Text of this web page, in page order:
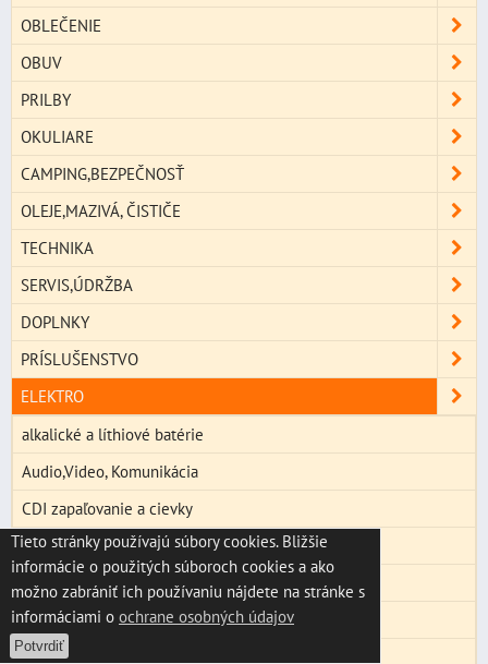
OBLEČENIE
OBUV
PRILBY
OKULIARE
CAMPING,BEZPEČNOSŤ
OLEJE,MAZIVÁ, ČISTIČE
TECHNIKA
SERVIS,ÚDRŽBA
DOPLNKY
PRÍSLUŠENSTVO
ELEKTRO
alkalické a líthiové batérie
Audio,Video, Komunikácia
CDI zapaľovanie a cievky
zapalovacie ciievky tyčové
GPS navigácie, držiaky GPS a mobilov
merače motohodín
ovládače
Tieto stránky používajú súbory cookies. Bližšie
informácie o použitých súboroch cookies a ako
možno zabrániť ich používaniu nájdete na stránke s
informáciami o ochrane osobných údajov
Potvrdiť